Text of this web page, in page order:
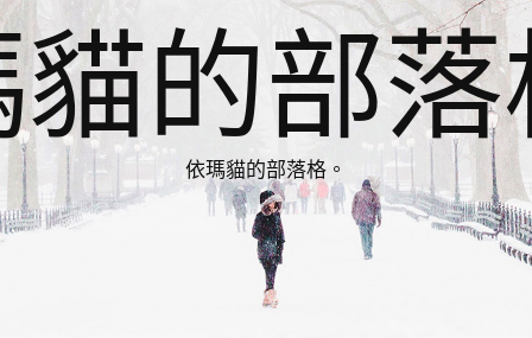
的部
依瑪貓的部落格。